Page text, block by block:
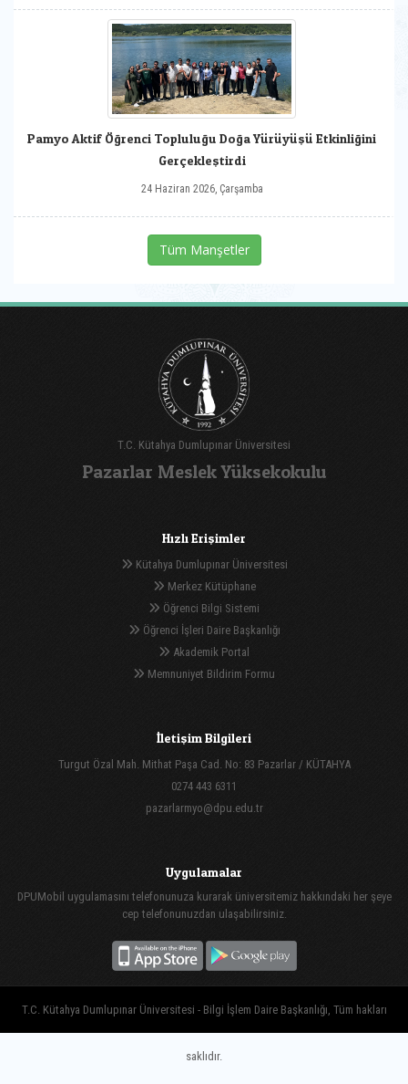
Pamyo Aktif Öğrenci Topluluğu Doğa Yürüyüşü Etkinliğini
Gerçekleştirdi
24 Haziran 2026, Çarşamba
Tüm Manşetler
T.C. Kütahya Dumlupınar Üniversitesi
Pazarlar Meslek Yüksekokulu
Hızlı Erişimler
Kütahya Dumlupınar Üniversitesi
Merkez Kütüphane
Öğrenci Bilgi Sistemi
Öğrenci İşleri Daire Başkanlığı
Akademik Portal
Memnuniyet Bildirim Formu
İletişim Bilgileri
Turgut Özal Mah. Mithat Paşa Cad. No: 83 Pazarlar / KÜTAHYA
0274 443 6311
pazarlarmyo@dpu.edu.tr
Uygulamalar
DPUMobil uygulamasını telefonunuza kurarak üniversitemiz hakkındaki her şeye
cep telefonunuzdan ulaşabilirsiniz.
T.C. Kütahya Dumlupınar Üniversitesi - Bilgi İşlem Daire Başkanlığı, Tüm hakları
saklıdır.